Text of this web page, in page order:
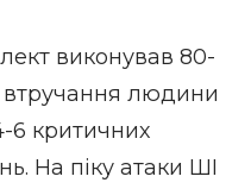
виконував 80-
втручання людини
6 критичних
На піку атаки ШІ